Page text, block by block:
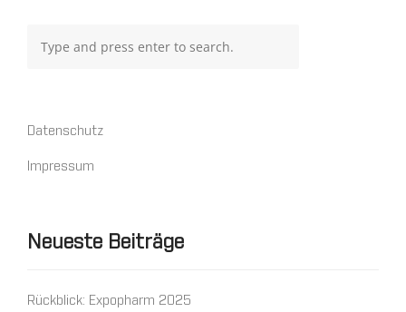
Datenschutz
Impressum
Neueste Beiträge
Rückblick: Expopharm 2025